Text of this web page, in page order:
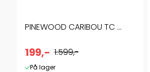
PINEWOOD CARIBOU TC ...
199,- 1.599,-
På lager